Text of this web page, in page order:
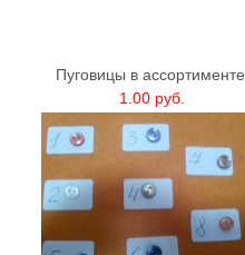
Пуговицы в ассортименте.
1.00 руб.